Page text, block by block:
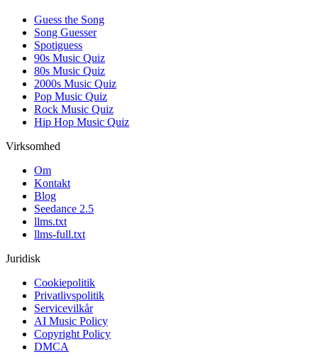
Guess the Song
Song Guesser
Spotiguess
90s Music Quiz
80s Music Quiz
2000s Music Quiz
Pop Music Quiz
Rock Music Quiz
Hip Hop Music Quiz
Virksomhed
Om
Kontakt
Blog
Seedance 2.5
llms.txt
llms-full.txt
Juridisk
Cookiepolitik
Privatlivspolitik
Servicevilkår
AI Music Policy
Copyright Policy
DMCA